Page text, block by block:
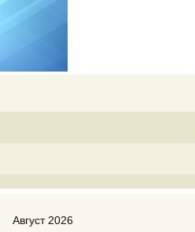
Август 2026